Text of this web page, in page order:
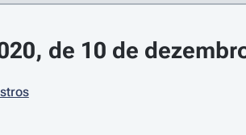
de 10 de